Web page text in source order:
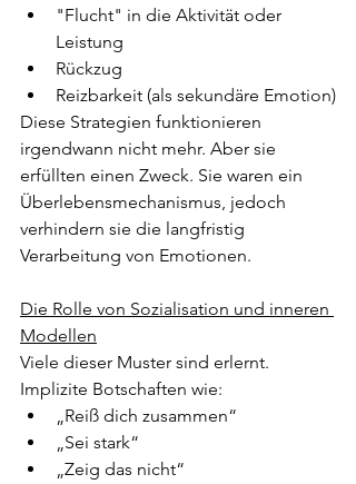
"Flucht" in die Aktivität oder
Leistung
Rückzug
Reizbarkeit (als sekundäre Emotion)
Diese Strategien funktionieren
irgendwann nicht mehr. Aber sie
erfüllten einen Zweck. Sie waren ein
Überlebensmechanismus, jedoch
verhindern sie die langfristig
Verarbeitung von Emotionen.
Die Rolle von Sozialisation und inneren
Modellen
Viele dieser Muster sind erlernt.
Implizite Botschaften wie:
„Reiß dich zusammen“
„Sei stark“
„Zeig das nicht“